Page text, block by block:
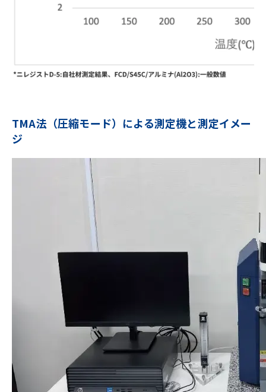
TMA法（圧縮モード）による測定機と測定イメー
ジ